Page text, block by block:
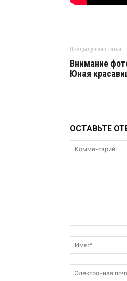
Предыдущая статья
Внимание
Юная
ОСТАВЬТЕ